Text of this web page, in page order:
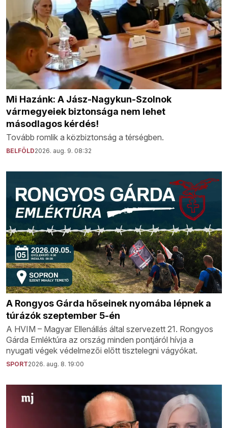
Mi Hazánk: A Jász-Nagykun-Szolnok
vármegyeiek biztonsága nem lehet
másodlagos kérdés!
Tovább romlik a közbiztonság a térségben.
BELFÖLD2026. aug. 9. 08:32
A Rongyos Gárda hőseinek nyomába lépnek a
túrázók szeptember 5-én
A HVIM – Magyar Ellenállás által szervezett 21. Rongyos
Gárda Emléktúra az ország minden pontjáról hívja a
nyugati végek védelmezői előtt tisztelegni vágyókat.
SPORT2026. aug. 8. 19:00